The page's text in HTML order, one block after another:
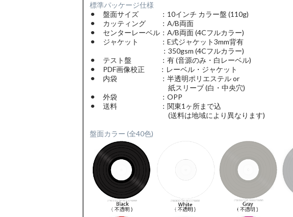
標準パッケージ仕様
⚫︎ 盤面サイズ ：10インチ カラー盤 (110g)
⚫︎ カッティング ：A/B両面
⚫︎ センターレーベル：A/B両面 (4Cフルカラー)
⚫︎ ジャケット ：E式ジャケット3mm背有
：350gsm (4Cフルカラー)
⚫︎ テスト盤 ：有 (音源のみ・白レーベル)
⚫︎ PDF画像校正 ：レーベル・ジャケット
⚫︎ 内袋 ：半透明ポリエステル or
紙スリーブ (白・中央穴)
⚫︎ 外袋 ：OPP
⚫︎ 送料 ：関東1ヶ所まで込
(送料は地域により異なります)
盤面カラー (全40色)